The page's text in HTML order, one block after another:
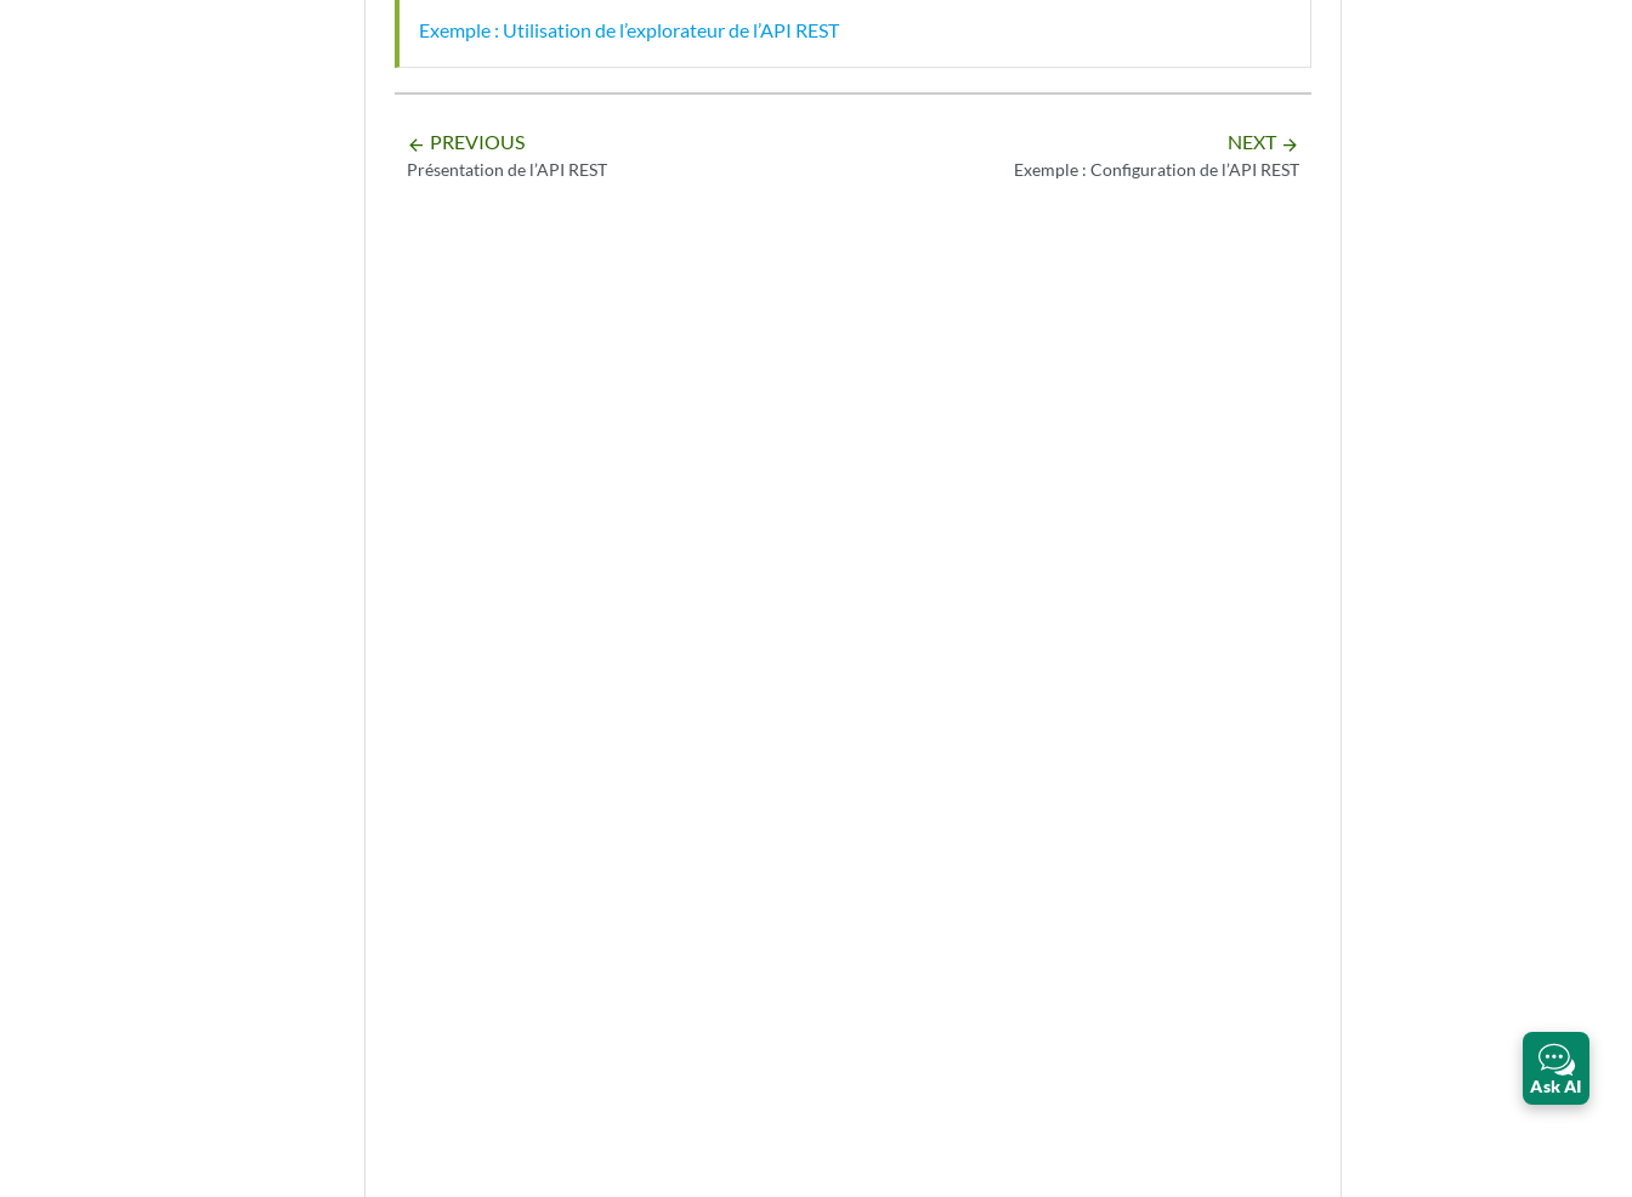
Exemple : Utilisation de l’explorateur de l’API REST
arrow_backward PREVIOUS
Présentation de l’API REST
NEXT arrow_forward
Exemple : Configuration de l’API REST
Ask AI